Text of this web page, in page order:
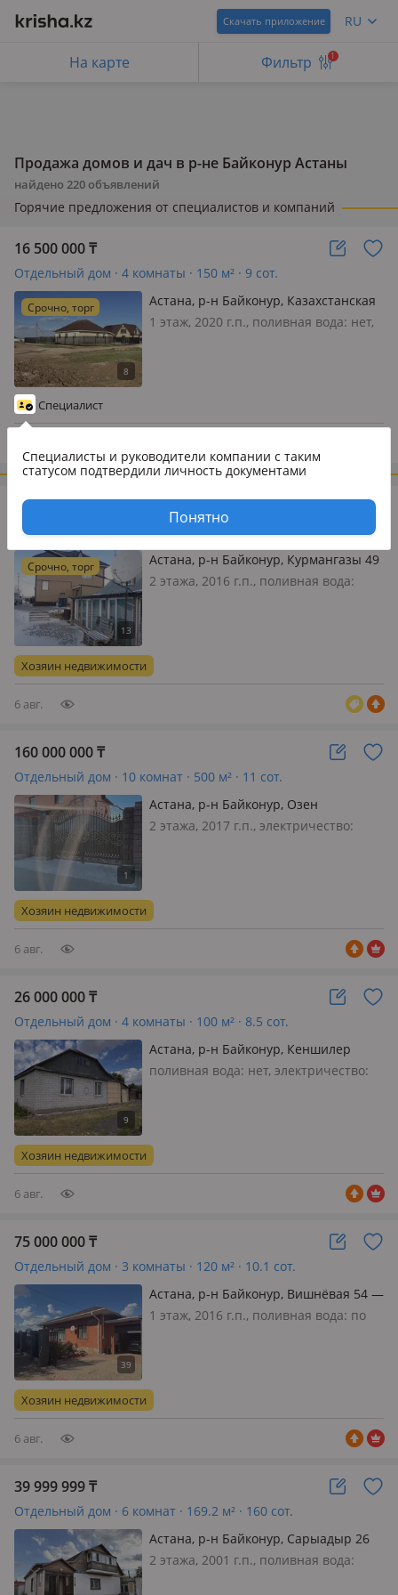
Скачать приложение RU
На карте Фильтр 1
Продажа домов и дач в р-не Байконур Астаны
найдено 220 объявлений
Горячие предложения от специалистов и компаний
16 500 000₸
Отдельный дом · 4 комнаты · 150 м² · 9 сот.
Срочно, торг
Астана, р-н Байконур, Казахстанская
301 — Первый дом , напротив
1 этаж, 2020 г.п., поливная вода: нет,
Специалисты и руководители компании с таким
статусом подтвердили личность документами
Понятно
Специалист
84 985 888
Отдельный дом · 4 комнаты · 216 м² · 6 сот.
Срочно, торг
Астана, р-н Байконур, Курмангазы 49
2 этажа, 2016 г.п., поливная вода:
Хозяин недвижимости
6 авг.
160 000 000₸
Отдельный дом · 10 комнат · 500 м² · 11 сот.
Астана, р-н Байконур, Озен
2 этажа, 2017 г.п., электричество:
Хозяин недвижимости
6 авг.
26 000 000₸
Отдельный дом · 4 комнаты · 100 м² · 8.5 сот.
Астана, р-н Байконур, Кеншилер
поливная вода: нет, электричество:
типа! ✅ Дом облицован силикатным
кирпичом - тёплый, ухоженный. ✅
Хозяин недвижимости
6 авг.
75 000 000₸
Отдельный дом · 3 комнаты · 120 м² · 10.1 сот.
Астана, р-н Байконур, Вишнёвая 54 —
Дачное общество «Водолей»
1 этаж, 2016 г.п., поливная вода: по
дом рядом с Куяндинским
водохранилищем — с баней, гаражом
Хозяин недвижимости
6 авг.
39 999 999₸
Отдельный дом · 6 комнат · 169.2 м² · 160 сот.
Астана, р-н Байконур, Сарыадыр 26
— Напротив 49 школы
2 этажа, 2001 г.п., поливная вода: